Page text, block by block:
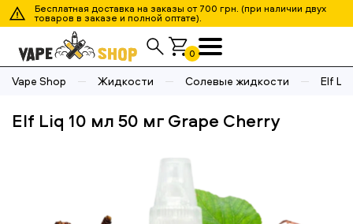
Бесплатная доставка на заказы от 700 грн. (при наличии двух
товаров в заказе и полной оптате).
0
Vape Shop Жидкости Солевые жидкости Elf Liq
Elf Liq 10 мл 50 мг Grape Cherry